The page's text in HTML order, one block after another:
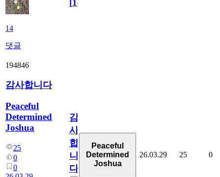
14
댓글
[14
194846
감사합니다
Peaceful
Determined
Joshua
25
0
0
감
사
합
니
다
Peaceful
Determined
Joshua
26.03.29 25 0